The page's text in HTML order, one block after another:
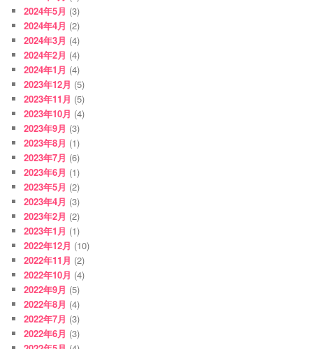
2024年5月 (3)
2024年4月 (2)
2024年3月 (4)
2024年2月 (4)
2024年1月 (4)
2023年12月 (5)
2023年11月 (5)
2023年10月 (4)
2023年9月 (3)
2023年8月 (1)
2023年7月 (6)
2023年6月 (1)
2023年5月 (2)
2023年4月 (3)
2023年2月 (2)
2023年1月 (1)
2022年12月 (10)
2022年11月 (2)
2022年10月 (4)
2022年9月 (5)
2022年8月 (4)
2022年7月 (3)
2022年6月 (3)